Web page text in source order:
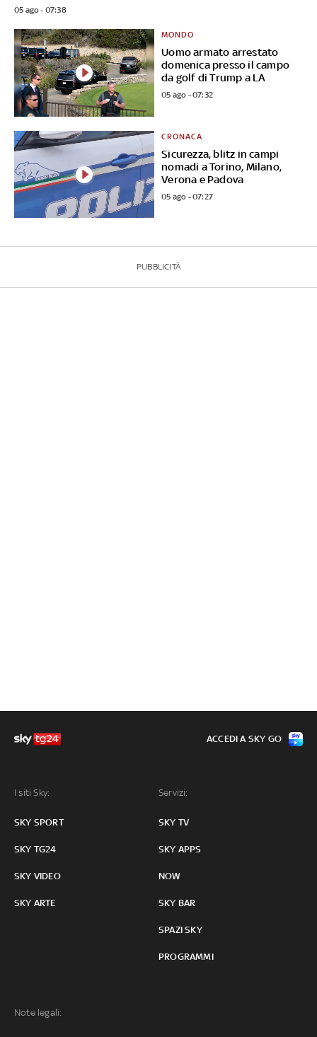
05 ago - 07:38
Uomo armato arrestato
domenica presso il campo
da golf di Trump a LA
MONDO
05 ago - 07:32
Sicurezza, blitz in campi
nomadi a Torino, Milano,
Verona e Padova
CRONACA
05 ago - 07:27
PUBBLICITÀ
I siti Sky:
SKY SPORT
SKY TG24
SKY VIDEO
SKY ARTE
Servizi:
SKY TV
SKY APPS
NOW
SKY BAR
SPAZI SKY
PROGRAMMI
Note legali:
ACCEDI A SKY GO